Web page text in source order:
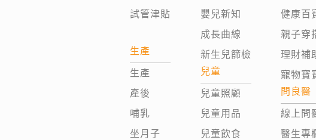
試管津貼
生產
生產
產後
哺乳
坐月子
嬰兒新知
成長曲線
新生兒篩檢
兒童
兒童照顧
兒童用品
兒童飲食
健康百
親子穿
理財補
寵物寶
問良醫
線上問
醫生專